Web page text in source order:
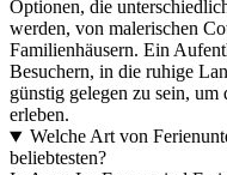
Optionen, die
werden, von malerischen
Familienhäusern. Ein
Besuchern, in die ruhige
günstig gelegen zu sein,
erleben.
Welche Art von
beliebtesten?